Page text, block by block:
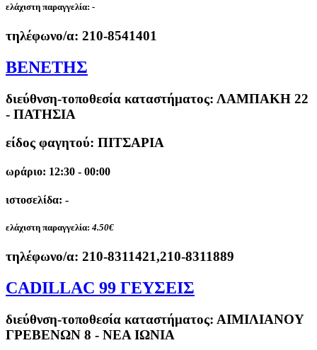
ελάχιστη παραγγελία: -
τηλέφωνο/α: 210-8541401
ΒΕΝΕΤΗΣ
διεύθνση-τοποθεσία καταστήματος: ΛΑΜΠΑΚΗ 22
- ΠΑΤΗΣΙΑ
είδος φαγητού: ΠΙΤΣΑΡΙΑ
ωράριο: 12:30 - 00:00
ιστοσελίδα: -
ελάχιστη παραγγελία: 4.50€
τηλέφωνο/α: 210-8311421,210-8311889
CADILLAC 99 ΓΕΥΣΕΙΣ
διεύθνση-τοποθεσία καταστήματος: ΑΙΜΙΛΙΑΝΟΥ
ΓΡΕΒΕΝΩΝ 8 - ΝΕΑ ΙΩΝΙΑ